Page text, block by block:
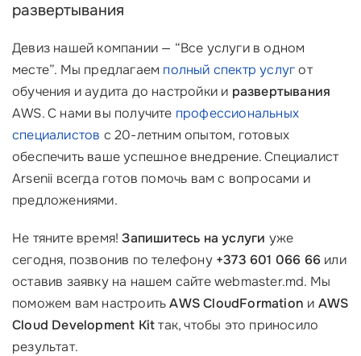
развертывания
Девиз нашей компании — “Все услуги в одном
месте”. Мы предлагаем полный спектр услугот
обучения и аудита до настройки и развертывания
AWS. С нами вы получите профессиональных
специалистов с 20-летним опытом, готовых
обеспечить ваше успешное внедрение. Специалист
Arsenii всегда готов помочь вам с вопросами и
предложениями.
Не тяните время!Запишитесь на услуги уже
сегодня, позвонив по телефону +373 601 066 66 или
оставив заявку на нашем сайте webmaster.md. Мы
поможем вам настроитьAWS CloudFormation и AWS
Cloud Development Kitтак, чтобы это приносило
результат.